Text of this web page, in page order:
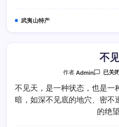
武夷山特产
不
作者Admin
不
天
已关
不见天，是一种状态，也是一
暗，如深不见底的地穴、密不
的绝